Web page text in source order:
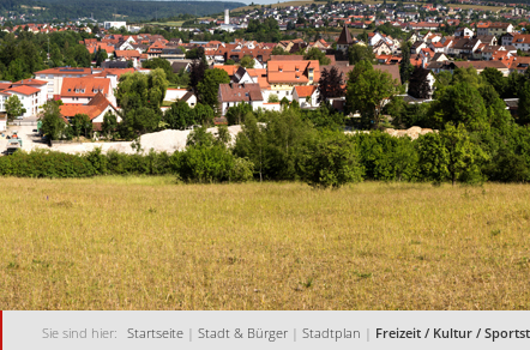
Sie sind hier: Startseite | Stadt & Bürger | Stadtplan | Freizeit / Kultur /